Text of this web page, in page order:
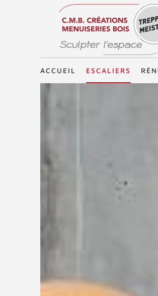
Treppenmeister - Sculpter l'espace
ACCUEIL ESCALIERS